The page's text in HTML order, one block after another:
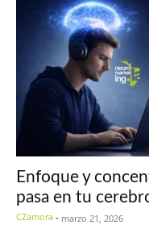
Enfoque y
pasa en tu
CZamora - marzo 21, 2026